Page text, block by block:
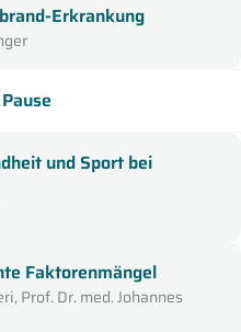
Erkrankung
und Sport bei
Faktorenmängel
Prof. Dr. med. Johannes